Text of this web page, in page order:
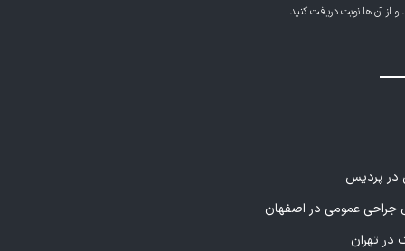
آن ها نوبت دریافت کنید
در پردیس
عمومی در اصفهان
در تهران